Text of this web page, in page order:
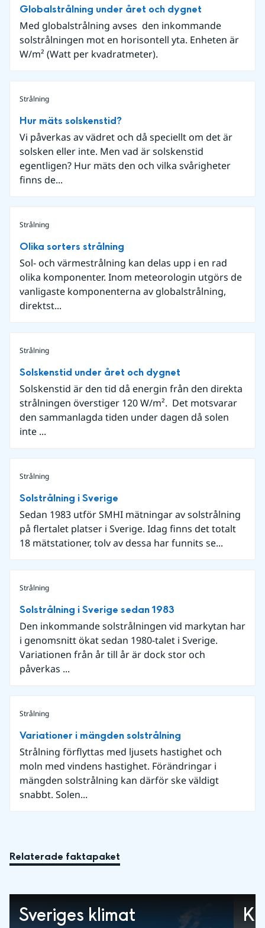
Globalstrålning under året och dygnet
Med globalstrålning avses den inkommande
solstrålningen mot en horisontell yta. Enheten är
W/m² (Watt per kvadratmeter).
Strålning
Hur mäts solskenstid?
Vi påverkas av vädret och då speciellt om det är
solsken eller inte. Men vad är solskenstid
egentligen? Hur mäts den och vilka svårigheter
finns de...
Strålning
Olika sorters strålning
Sol- och värmestrålning kan delas upp i en rad
olika komponenter. Inom meteorologin utgörs de
vanligaste komponenterna av globalstrålning,
direktst...
Strålning
Solskenstid under året och dygnet
Solskenstid är den tid då energin från den direkta
strålningen överstiger 120 W/m². Det motsvarar
den sammanlagda tiden under dagen då solen
inte ...
Strålning
Solstrålning i Sverige
Sedan 1983 utför SMHI mätningar av solstrålning
på flertalet platser i Sverige. Idag finns det totalt
18 mätstationer, tolv av dessa har funnits se...
Strålning
Solstrålning i Sverige sedan 1983
Den inkommande solstrålningen vid markytan har
i genomsnitt ökat sedan 1980-talet i Sverige.
Variationen från år till år är dock stor och
påverkas ...
Strålning
Variationer i mängden solstrålning
Strålning förflyttas med ljusets hastighet och
moln med vindens hastighet. Förändringar i
mängden solstrålning kan därför ske väldigt
snabbt. Solen...
Relaterade faktapaket
Sveriges klimat